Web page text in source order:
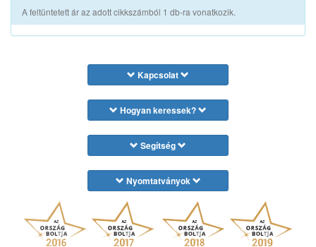
A feltüntetett ár az adott cikkszámból 1 db-ra vonatkozik.
Kapcsolat
Hogyan keressek?
Segítség
Nyomtatványok